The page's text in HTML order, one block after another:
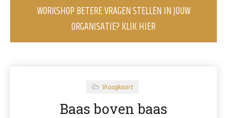
WORKSHOP BETERE VRAGEN STELLEN IN JOUW
ORGANISATIE? KLIK HIER
Vraagkaart
Baas boven baas